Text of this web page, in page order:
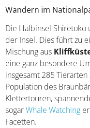
Wandern im
Die Halbinsel Shiretoko
der Insel. Dies führt zu
Mischung aus
eine ganz besondere
insgesamt 285
Population des
Klettertouren,
sogarWhale Watching
Facetten.